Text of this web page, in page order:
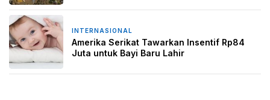
INTERNASIONAL
Amerika Serikat Tawarkan Insentif Rp84
Juta untuk Bayi Baru Lahir